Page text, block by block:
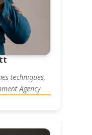
techniques,
Agency